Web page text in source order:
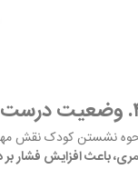
و خانه
نشستن کودک نقش
باعث افزایش فشار